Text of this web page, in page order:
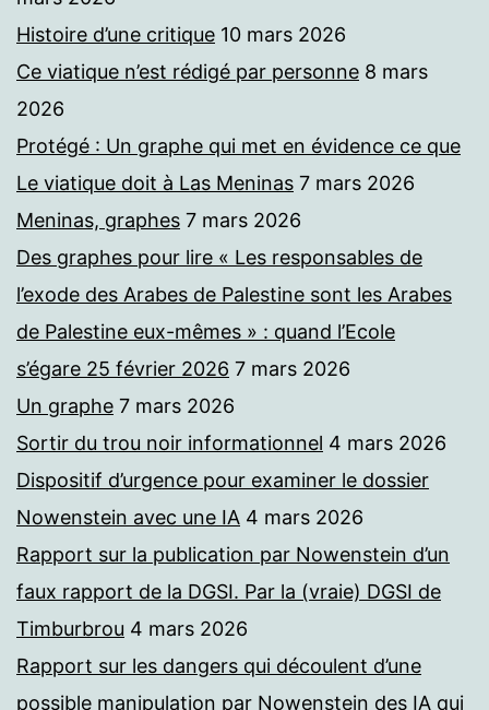
Histoire d’une critique 10 mars 2026
Ce viatique n’est rédigé par personne 8 mars
2026
Protégé : Un graphe qui met en évidence ce que
Le viatique doit à Las Meninas 7 mars 2026
Meninas, graphes 7 mars 2026
Des graphes pour lire « Les responsables de
l’exode des Arabes de Palestine sont les Arabes
de Palestine eux-mêmes » : quand l’Ecole
s’égare 25 février 2026 7 mars 2026
Un graphe 7 mars 2026
Sortir du trou noir informationnel 4 mars 2026
Dispositif d’urgence pour examiner le dossier
Nowenstein avec une IA 4 mars 2026
Rapport sur la publication par Nowenstein d’un
faux rapport de la DGSI. Par la (vraie) DGSI de
Timburbrou 4 mars 2026
Rapport sur les dangers qui découlent d’une
possible manipulation par Nowenstein des IA qui